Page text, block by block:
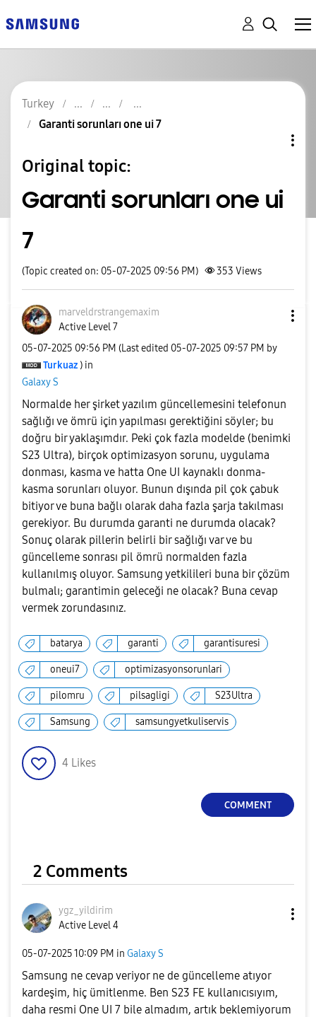
Turkey
Garanti sorunları one ui 7
Original topic:
Garanti sorunları one ui
7
(Topic created on: 05-07-2025 09:56 PM) 353 Views
marveldrstrangemaxim
Active Level 7
‎05-07-2025 09:56 PM (Last edited ‎05-07-2025 09:57 PM by
Turkuaz ) in
Galaxy S
Normalde her şirket yazılım güncellemesini telefonun
sağlığı ve ömrü için yapılması gerektiğini söyler; bu
doğru bir yaklaşımdır. Peki çok fazla modelde (benimki
S23 Ultra), birçok optimizasyon sorunu, uygulama
donması, kasma ve hatta One UI kaynaklı donma-
kasma sorunları oluyor. Bunun dışında pil çok çabuk
bitiyor ve buna bağlı olarak daha fazla şarja takılması
gerekiyor. Bu durumda garanti ne durumda olacak?
Sonuç olarak pillerin belirli bir sağlığı var ve bu
güncelleme sonrası pil ömrü normalden fazla
kullanılmış oluyor. Samsung yetkilileri buna bir çözüm
bulmalı; garantimin geleceği ne olacak? Buna cevap
vermek zorundasınız.
batarya garanti garantisuresi
oneui7 optimizasyonsorunlari
pilomru pilsagligi S23Ultra
Samsung samsungyetkuliservis
4 Likes
COMMENT
2 Comments
ygz_yildirim
Active Level 4
‎05-07-202510:09 PM in Galaxy S
Samsung ne cevap veriyor ne de güncelleme atıyor
kardeşim, hiç ümitlenme. Ben S23 FE kullanıcısıyım,
daha resmi One UI 7 bile almadım, artık beklemiyorum